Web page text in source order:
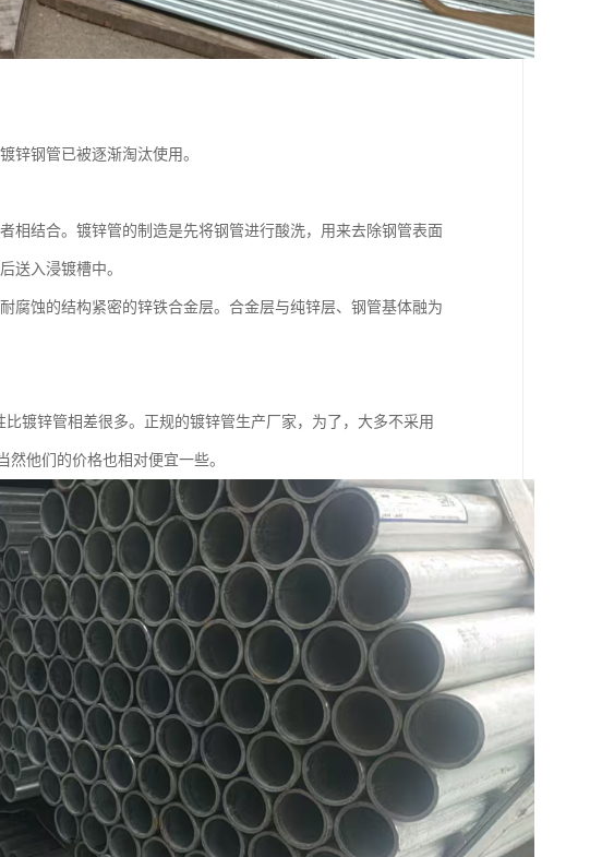
锌钢管已被逐渐淘汰使用。
相结合。镀锌管的制造是先将钢管进行酸洗，用来去除钢管表面
送入浸镀槽中。
腐蚀的结构紧密的锌铁合金层。合金层与纯锌层、钢管基体融为
镀锌管相差很多。正规的镀锌管生产厂家，为了，大多不采用
他们的价格也相对便宜一些。